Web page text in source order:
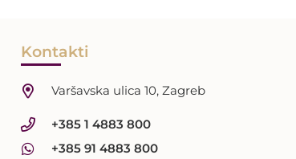
Kontakti
Varšavska ulica 10, Zagreb
+385 1 4883 800
+385 91 4883 800